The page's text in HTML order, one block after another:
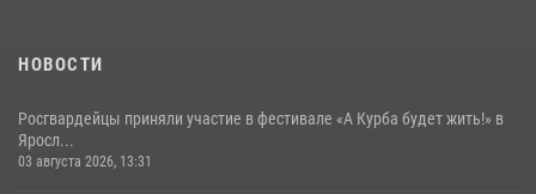
НОВОСТИ
Росгвардейцы приняли участие в фестивале «А Курба будет жить!» в
Яросл...
03 августа 2026, 13:31